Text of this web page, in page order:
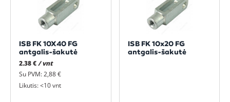
ISB FK 10X40 FG
antgalis-šakutė
2.38 €/ vnt
Su PVM: 2,88 €
Likutis: <10 vnt
ISB FK 10x20 FG
antgalis-šakutė